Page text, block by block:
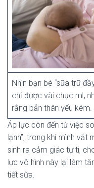
Nhìn bạn bè “sữa trữ
chỉ được vài chục ml,
rằng bản thân yếu kém.
Áp lực còn đến từ việc
lạnh”, trong khi mình vắt
sinh ra cảm giác tự ti,
lực vô hình này lại làm
tiết sữa.